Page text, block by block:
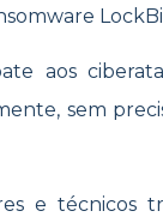
aos
sem
e técnicos